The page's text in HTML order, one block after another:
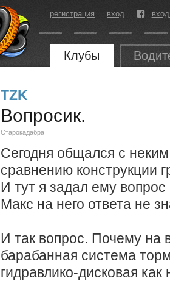
регистрация вход
Клубы
TZK
Вопросик.
Старокадабра
Сегодня общался с
сравнению конструкции
И тут я задал ему
Макс на него ответа не
И так вопрос. Почему на
барабанная система
гидравлико-дисковая как